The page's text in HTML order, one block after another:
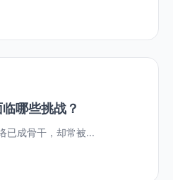
哪些挑战？
已成骨干，却常被...